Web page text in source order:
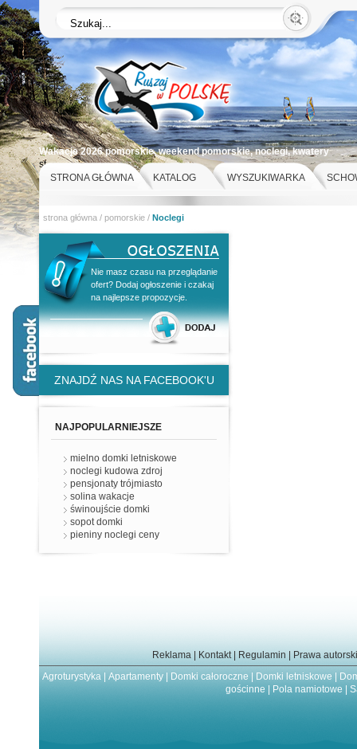
Wakacje 2026 pomorskie, weekend pomorskie, noclegi, kwatery
st
STRONA GŁÓWNA
KATALOG WYSZUKIWARKA
strona główna / pomorskie / Noclegi
Nie masz czasu na przeglądanie
ofert? Dodaj ogłoszenie i czakaj
na najlepsze propozycje.
ZNAJDŹ NAS NA FACEBOOK'U
NAJPOPULARNIEJSZE
mielno domki letniskowe
noclegi kudowa zdroj
pensjonaty trójmiasto
solina wakacje
świnoujście domki
sopot domki
pieniny noclegi ceny
Reklama Kontakt| Regulamin
Prawa
Agroturystyka
Apartamenty Domki całoroczne Domki letniskowe
gościnne
Pola namiotowe